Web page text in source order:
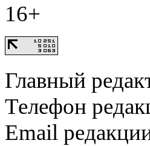
16+
Главный
Телефон
Email